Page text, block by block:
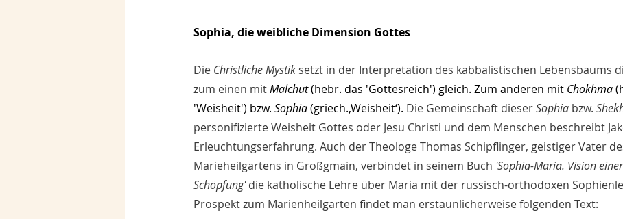
Sophia, die weibliche Dimension Gottes
Die Christliche Mystik setzt in der Interpretation des kabbalistischen Lebensbaums
zum einen mit Malchut (hebr. das 'Gottesreich') gleich. Zum anderen mit Chokhma
'Weisheit') bzw. Sophia (griech.‚Weisheit‘). Die Gemeinschaft dieser Sophia bzw.
personifizierte Weisheit Gottes oder Jesu Christi und dem Menschen beschreibt
Erleuchtungserfahrung. Auch der Theologe Thomas Schipflinger, geistiger Vater
Marieheilgartens in Großgmain, verbindet in seinem Buch 'Sophia-Maria. Vision
Schöpfung' die katholische Lehre über Maria mit der russisch-orthodoxen
Prospekt zum Marienheilgarten findet man erstaunlicherweise folgenden Text: